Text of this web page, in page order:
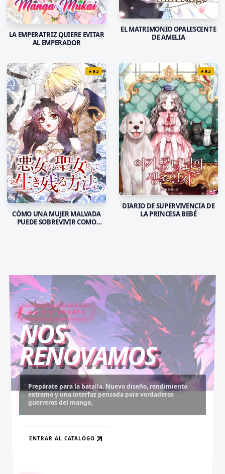
LA EMPERATRIZ QUIERE EVITAR
AL EMPERADOR
EL MATRIMONIO OPALESCENTE
DE AMELIA
★9.5
CÓMO UNA MUJER MALVADA
PUEDE SOBREVIVIR COMO
★9.5
DIARIO DE SUPERVIVENCIA DE
LA PRINCESA BEBÉ
V 2.0 UPDATE
NOS
RENOVAMOS
Prepárate para la batalla. Nuevo diseño, rendimiento
extremo y una interfaz pensada para verdaderos
guerreros del manga.
ENTRAR AL CATALOGO
COIN RUSH
Desbloquea capítulos legendarios. Recarga tus monedas
y accede al contenido más exclusivo sin límites.
RECARGAR AHORA
ELITE PASS
Asciende al rango máximo. Experiencia sin anuncios,
descargas infinitas y acceso anticipado.
VER BENEFICIOS